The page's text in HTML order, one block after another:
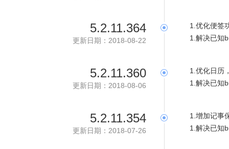
5.2.11.364
更新日期：2018-08-22
1.优化便签
1.解决已知
5.2.11.360
更新日期：2018-08-06
1.优化日历
1.解决已知
5.2.11.354
更新日期：2018-07-26
1.增加记事
1.解决已知